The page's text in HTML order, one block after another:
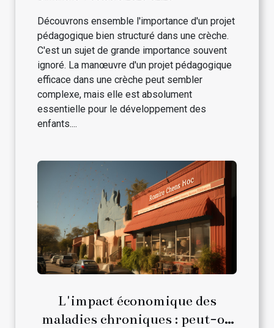
Découvrons ensemble l'importance d'un projet
pédagogique bien structuré dans une crèche.
C'est un sujet de grande importance souvent
ignoré. La manœuvre d'un projet pédagogique
efficace dans une crèche peut sembler
complexe, mais elle est absolument
essentielle pour le développement des
enfants....
L'impact économique des
maladies chroniques : peut-on